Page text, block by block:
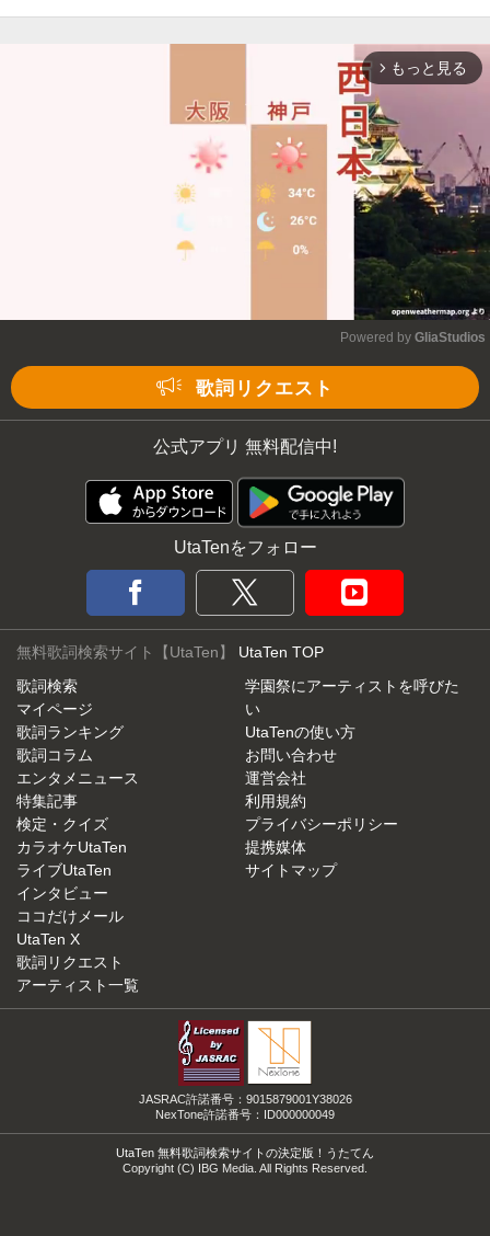
arrow_forward_ios もっと見る
Powered by GliaStudios
歌詞リクエスト
公式アプリ 無料配信中!
UtaTenをフォロー
無料歌詞検索サイト【UtaTen】 UtaTen TOP
歌詞検索
マイページ
歌詞ランキング
歌詞コラム
エンタメニュース
特集記事
検定・クイズ
カラオケUtaTen
ライブUtaTen
インタビュー
ココだけメール
UtaTen X
歌詞リクエスト
アーティスト一覧
学園祭にアーティストを呼びた
い
UtaTenの使い方
お問い合わせ
運営会社
利用規約
プライバシーポリシー
提携媒体
サイトマップ
JASRAC許諾番号：9015879001Y38026
NexTone許諾番号：ID000000049
UtaTen 無料歌詞検索サイトの決定版！うたてん
Copyright (C) IBG Media. All Rights Reserved.